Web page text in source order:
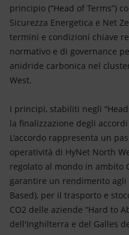
Innovazione
Scenari energetici
principio (“Head of Terms”)
Sicurezza Energetica e Net
termini e condizioni chiave
normativo e di governance
anidride carbonica nel
West.
I principi, stabiliti negli
la finalizzazione degli
L'accordo rappresenta un
operatività di HyNet North
regolato al mondo in ambito
garantire un rendimento
Based), per il trasporto e
CO2 delle aziende “Hard to
dell'Inghilterra e del Galles